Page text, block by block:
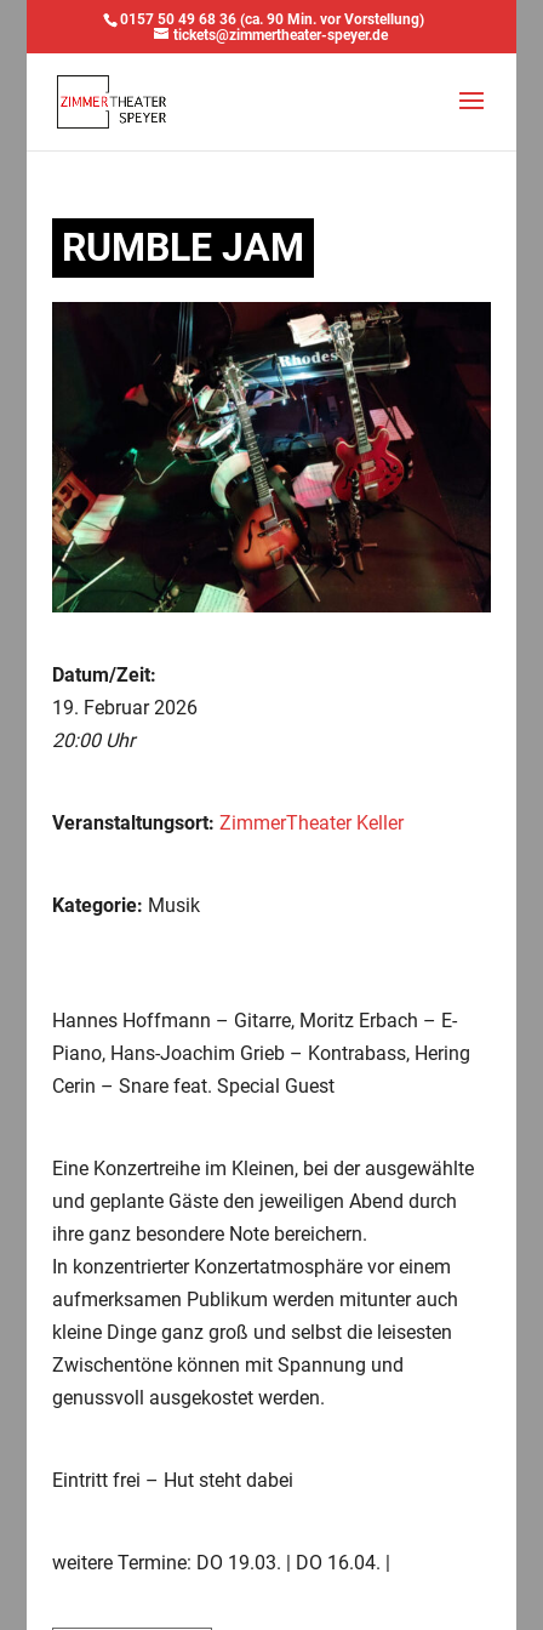
0157 50 49 68 36 (ca. 90 Min. vor Vorstellung)
tickets@zimmertheater-speyer.de
RUMBLE JAM
Datum/Zeit:
19. Februar 2026
20:00 Uhr
Veranstaltungsort: ZimmerTheater Keller
Kategorie: Musik
Hannes Hoffmann – Gitarre, Moritz Erbach – E-
Piano, Hans-Joachim Grieb – Kontrabass, Hering
Cerin – Snare feat. Special Guest
Eine Konzertreihe im Kleinen, bei der ausgewählte
und geplante Gäste den jeweiligen Abend durch
ihre ganz besondere Note bereichern.
In konzentrierter Konzertatmosphäre vor einem
aufmerksamen Publikum werden mitunter auch
kleine Dinge ganz groß und selbst die leisesten
Zwischentöne können mit Spannung und
genussvoll ausgekostet werden.
Eintritt frei – Hut steht dabei
weitere Termine: DO 19.03. | DO 16.04. |